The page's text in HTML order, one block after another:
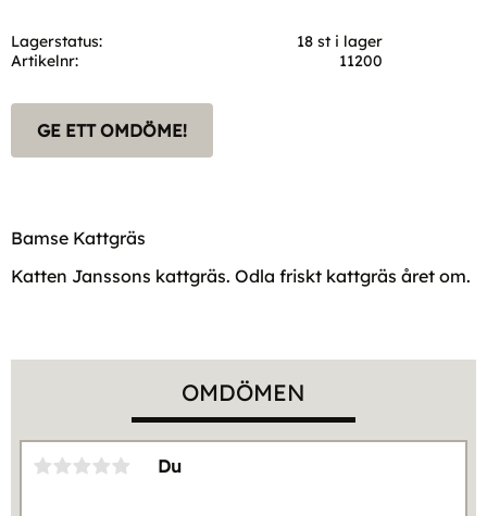
Lagerstatus
18 st i lager
Artikelnr
11200
GE ETT OMDÖME!
Bamse Kattgräs
Katten Janssons kattgräs. Odla friskt kattgräs året om.
OMDÖMEN
Du